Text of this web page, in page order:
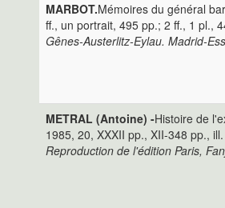
MARBOT.Mémoires du général
ff., un portrait, 495 pp.; 2 ff., 1 pl.,
Gênes-Austerlitz-Eylau. Madrid-
METRAL (Antoine) -Histoire de
1985, 20, XXXII pp., XII-348 pp.,
Reproduction de l'édition Paris,